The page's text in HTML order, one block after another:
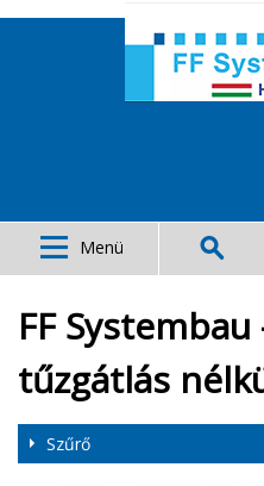
Menü
FF
tűzgátlás
Szűrő